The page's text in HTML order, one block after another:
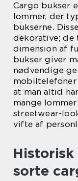
Cargo bukser
lommer, der
bukserne.
dekorative; de
dimension af
bukser giver
nødvendige
at man altid
mange
streetwear-
vifte af
sorte